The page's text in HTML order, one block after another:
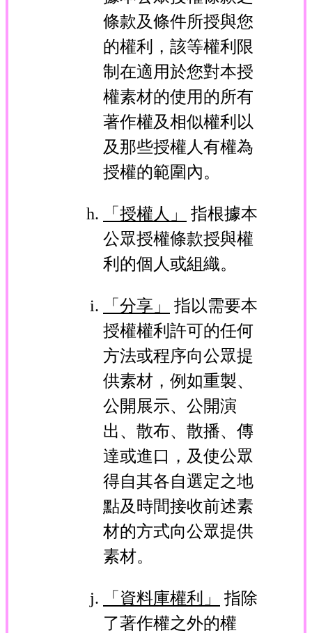
條款及條件所授與您
的權利，該等權利限
制在適用於您對本授
權素材的使用的所有
著作權及相似權利以
及那些授權人有權為
授權的範圍內。
「授權人」
指根據本
公眾授權條款授與權
利的個人或組織。
「分享」
指以需要本
授權權利許可的任何
方法或程序向公眾提
供素材，例如重製、
公開展示、公開演
出、散布、散播、傳
達或進口，及使公眾
得自其各自選定之地
點及時間接收前述素
材的方式向公眾提供
素材。
「資料庫權利」
指除
了著作權之外的權